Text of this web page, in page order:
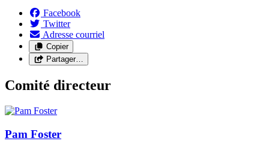
Facebook
Twitter
Adresse courriel
Copier
Partager…
Comité directeur
Pam Foster